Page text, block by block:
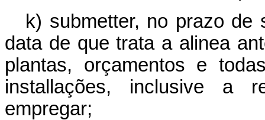
k) submetter, no prazo
data de que trata a alinea
plantas, orçamentos e
installações, inclusive a
empregar;